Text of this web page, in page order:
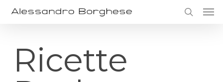
Ricette